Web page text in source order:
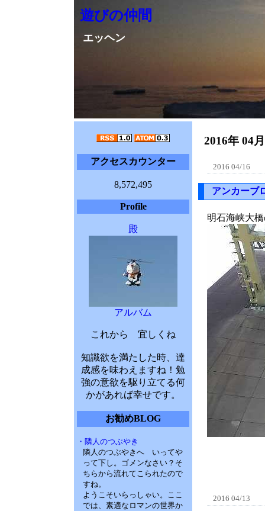
遊びの仲間
エッヘン
アクセスカウンター
8,572,495
Profile
殿
アルバム
これから 宜しくね
知識欲を満たした時、達
成感を味わえますね！勉
強の意欲を駆り立てる何
かがあれば幸せです。
お勧めBLOG
・隣人のつぶやき
隣人のつぶやきへ いってや
って下し。ゴメンなさい？そ
ちらから流れてこられたので
すね。
ようこそいらっしゃい。ここ
では、素適なロマンの世界か
2016年 04
2016 04/16
アンカーブ
明石海峡大
2016 04/13